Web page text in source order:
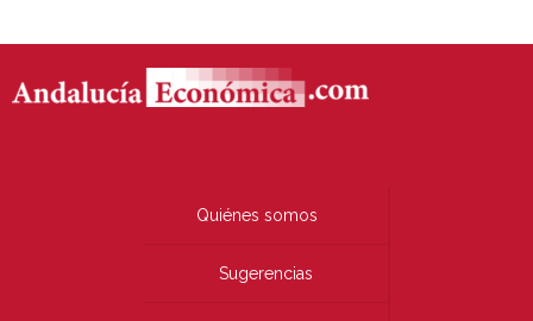
Quiénes somos
Sugerencias